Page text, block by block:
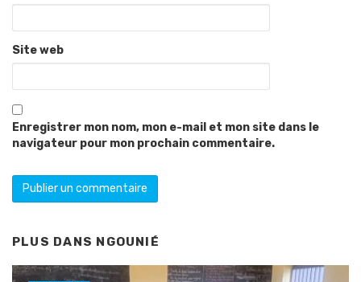
Site web
Enregistrer mon nom, mon e-mail et mon site dans le
navigateur pour mon prochain commentaire.
PLUS DANS NGOUNIÉ